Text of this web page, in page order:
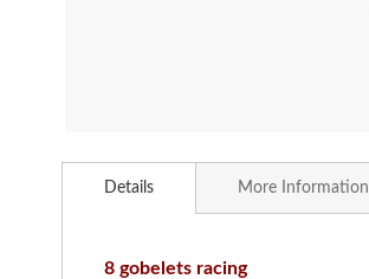
to
Details
8 gobelets racing
More Information